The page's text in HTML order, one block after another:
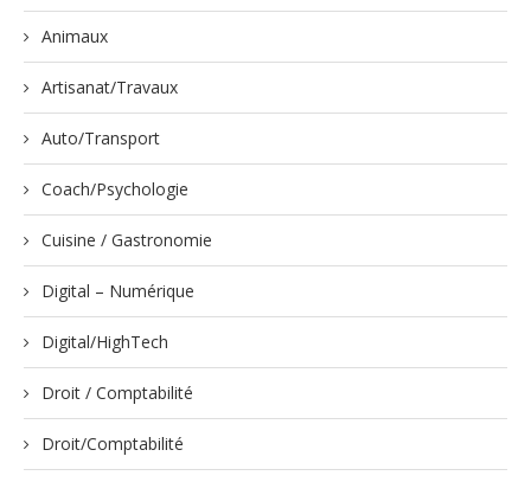
Animaux
Artisanat/Travaux
Auto/Transport
Coach/Psychologie
Cuisine / Gastronomie
Digital – Numérique
Digital/HighTech
Droit / Comptabilité
Droit/Comptabilité